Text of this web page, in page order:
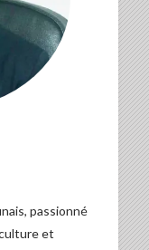
passionné
et